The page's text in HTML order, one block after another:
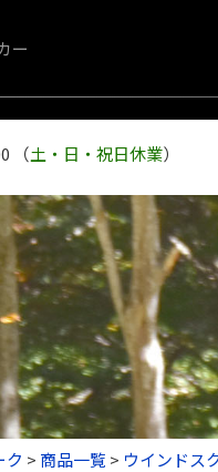
ー
（土・日・祝日休業）
ク > 商品一覧 > ウインドス